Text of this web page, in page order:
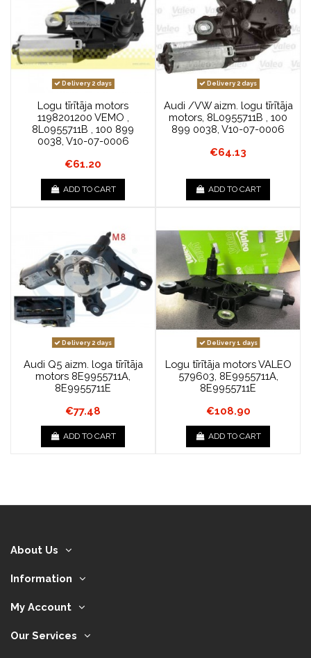
Delivery 2 days
Logu tīrītāja motors
1198201200 VEMO ,
8L0955711B , 100 899
0038, V10-07-0006
€61.20
ADD TO CART
Delivery 2 days
Audi /VW aizm. logu tīrītāja
motors, 8L0955711B , 100
899 0038, V10-07-0006
€64.13
ADD TO CART
Delivery 2 days
Audi Q5 aizm. loga tīrītāja
motors 8E9955711A,
8E9955711E
€77.48
ADD TO CART
Delivery 1 days
Logu tīrītāja motors VALEO
579603, 8E9955711A,
8E9955711E
€108.90
ADD TO CART
About Us
Information
My Account
Our Services